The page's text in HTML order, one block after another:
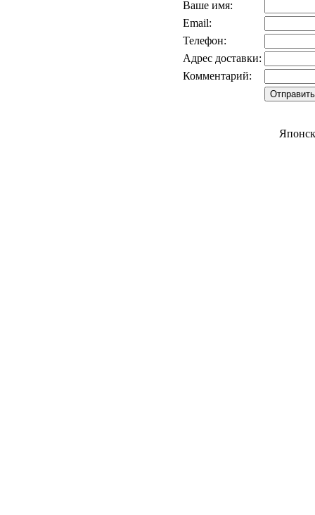
Ваше имя:
Email:
Телефон:
Адрес доставки:
Комментарий: